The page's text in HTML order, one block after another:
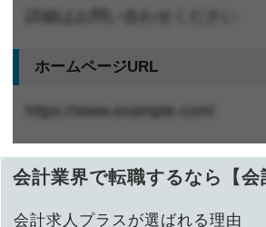
ホームページURL
https://www.example.com/
会計業界で転職するなら【会
会計求人プラスが選ばれる理由